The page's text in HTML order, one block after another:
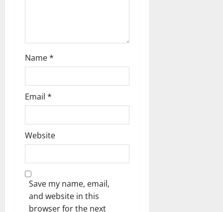
Name*
Email *
Website
Save my name, email,
and website in this
browser for the next